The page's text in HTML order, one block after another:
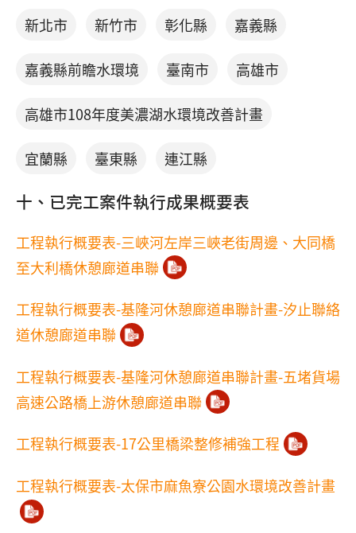
新北市 新竹市 彰化縣 嘉義縣
嘉義縣前瞻水環境 臺南市 高雄市
高雄市108年度美濃湖水環境改善計畫
宜蘭縣 臺東縣 連江縣
十、已完工案件執行成果概要表
工程執行概要表-三峽河左岸三峽老街周邊、大同橋
至大利橋休憩廊道串聯
工程執行概要表-基隆河休憩廊道串聯計畫-汐止聯絡
道休憩廊道串聯
工程執行概要表-基隆河休憩廊道串聯計畫-五堵貨場
高速公路橋上游休憩廊道串聯
工程執行概要表-17公里橋梁整修補強工程
工程執行概要表-太保市麻魚寮公園水環境改善計畫